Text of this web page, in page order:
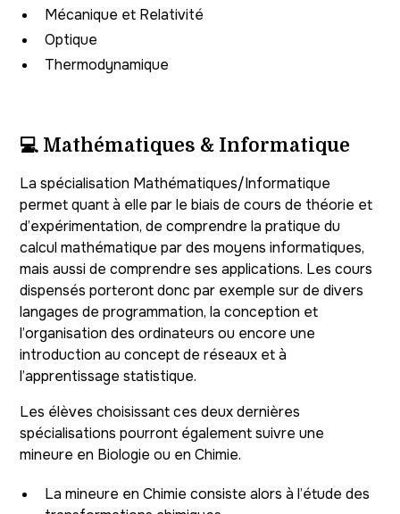
Mécanique et Relativité
Optique
Thermodynamique
💻 Mathématiques & Informatique
La spécialisation Mathématiques/Informatique
permet quant à elle par le biais de cours de théorie et
d’expérimentation, de comprendre la pratique du
calcul mathématique par des moyens informatiques,
mais aussi de comprendre ses applications. Les cours
dispensés porteront donc par exemple sur de divers
langages de programmation, la conception et
l’organisation des ordinateurs ou encore une
introduction au concept de réseaux et à
l’apprentissage statistique.
Les élèves choisissant ces deux dernières
spécialisations pourront également suivre une
mineure en Biologie ou en Chimie.
La mineure en Chimie consiste alors à l’étude des